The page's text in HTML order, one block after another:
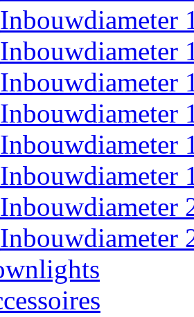
Inbouwdiameter
Inbouwdiameter
Inbouwdiameter
Inbouwdiameter
Inbouwdiameter
Inbouwdiameter
Inbouwdiameter
Inbouwdiameter